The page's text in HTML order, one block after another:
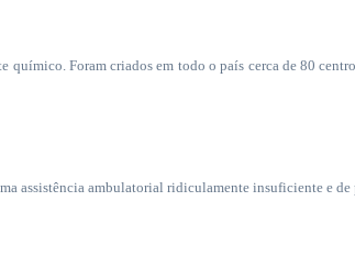
químico. Foram criados em todo o país cerca de 80
assistência ambulatorial ridiculamente insuficiente e